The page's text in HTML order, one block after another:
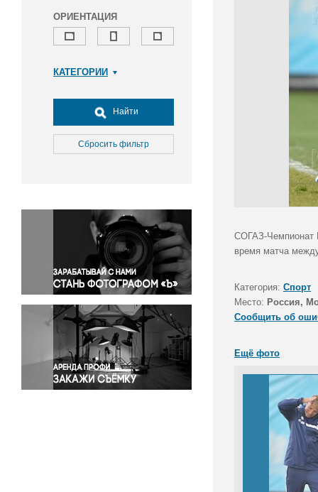
ОРИЕНТАЦИЯ
КАТЕГОРИИ
Досуг, туризм и отдых
Культура
Медицина
Окружающая среда
Политика
Правосудие
Происшествия и конфликты
Религия
Светская жизнь
Спорт
Экология
Экономика и бизнес
Найти
Сбросить фильтр
СОГАЗ-Чемпионат
время матча
Категория: Спорт
Место: Россия,
Сообщить об
Ещё фото